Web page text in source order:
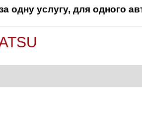
одну услугу, для одного